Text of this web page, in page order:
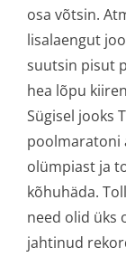
osa võtsin.
lisalaengut
suutsin pisut
hea lõpu
Sügisel jooks
poolmaratoni
olümpiast ja
kõhuhäda.
need olid üks
jahtinud